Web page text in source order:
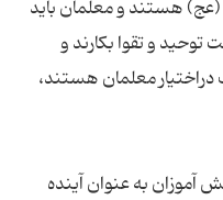
(عج) هستند و معلمان باید
توحید و تقوا بکارند و
دراختیار معلمان هستند،
آموزان به عنوان آینده